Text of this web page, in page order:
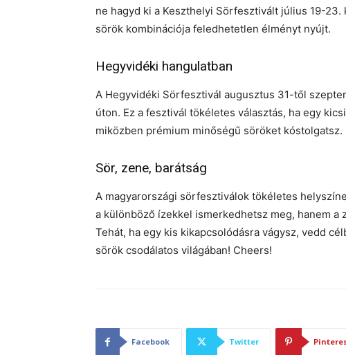
ne hagyd ki a Keszthelyi Sörfesztivált július 19-
sörök kombinációja feledhetetlen élményt nyújt.
Hegyvidéki hangulatban
A Hegyvidéki Sörfesztivál augusztus 31-től
úton. Ez a fesztivál tökéletes választás, ha egy
miközben prémium minőségű söröket kóstolgatsz.
Sör, zene, barátság
A magyarországi sörfesztiválok tökéletes
a különböző ízekkel ismerkedhetsz meg, hanem a
Tehát, ha egy kis kikapcsolódásra vágysz, vedd
sörök csodálatos világában! Cheers!
Facebook Twitter